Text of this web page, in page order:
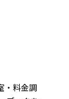
・料金調